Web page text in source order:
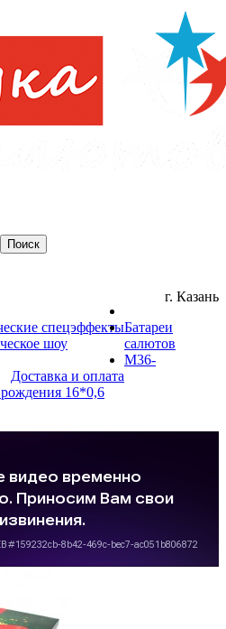
Поиск
спецэффекты
шоу
Доставка и оплата
г. Казань
Батареи
салютов
М36-
16*0,6